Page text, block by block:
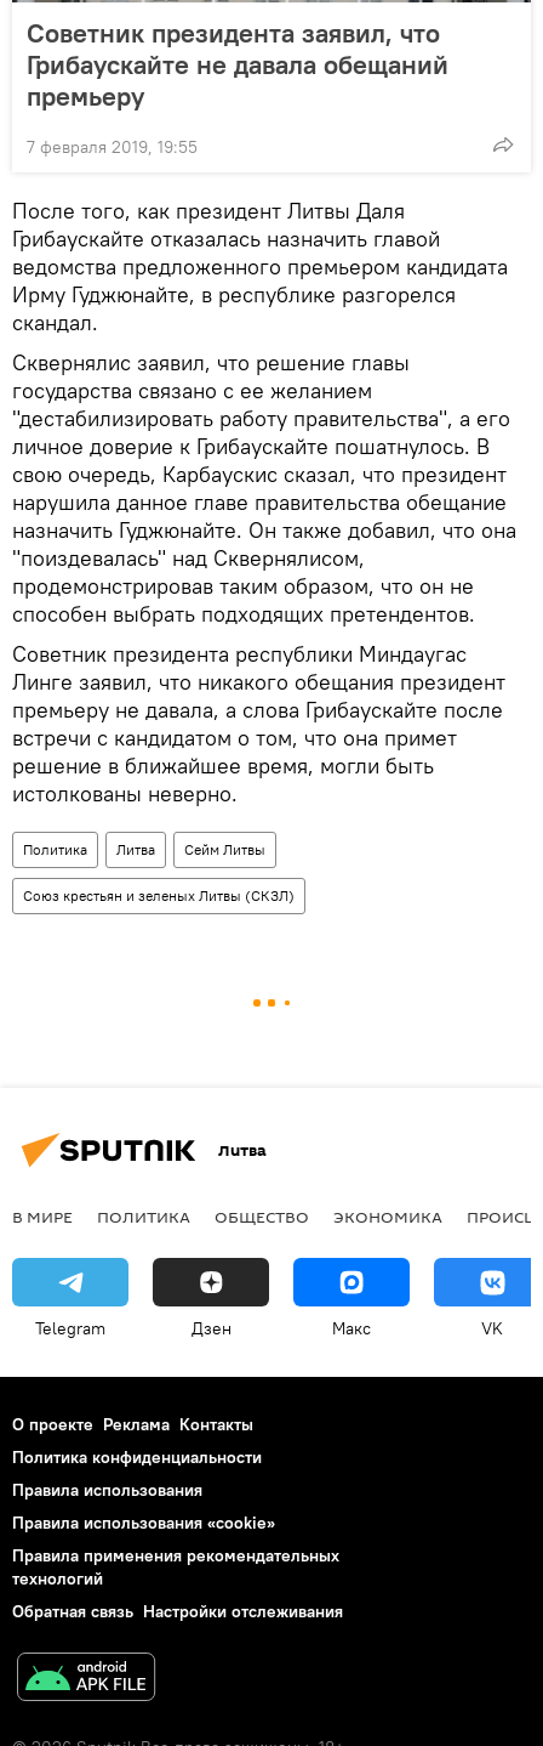
Советник президента заявил, что
Грибаускайте не давала обещаний
премьеру
7 февраля 2019, 19:55
После того, как президент Литвы Даля
Грибаускайте отказалась назначить главой
ведомства предложенного премьером кандидата
Ирму Гуджюнайте, в республике разгорелся
скандал.
Сквернялис заявил, что решение главы
государства связано с ее желанием
"дестабилизировать работу правительства", а его
личное доверие к Грибаускайте пошатнулось. В
свою очередь, Карбаускис сказал, что президент
нарушила данное главе правительства обещание
назначить Гуджюнайте. Он также добавил, что она
"поиздевалась" над Сквернялисом,
продемонстрировав таким образом, что он не
способен выбрать подходящих претендентов.
Советник президента республики Миндаугас
Линге заявил, что никакого обещания президент
премьеру не давала, а слова Грибаускайте после
встречи с кандидатом о том, что она примет
решение в ближайшее время, могли быть
истолкованы неверно.
Политика Литва Сейм Литвы
Союз крестьян и зеленых Литвы (СКЗЛ)
Литва
В МИРЕ ПОЛИТИКА ОБЩЕСТВО ЭКОНОМИКА
Telegram Дзен Макс VK
О проекте Реклама Контакты
Политика конфиденциальности
Правила использования
Правила использования «cookie»
Правила применения рекомендательных
технологий
Обратная связь Настройки отслеживания